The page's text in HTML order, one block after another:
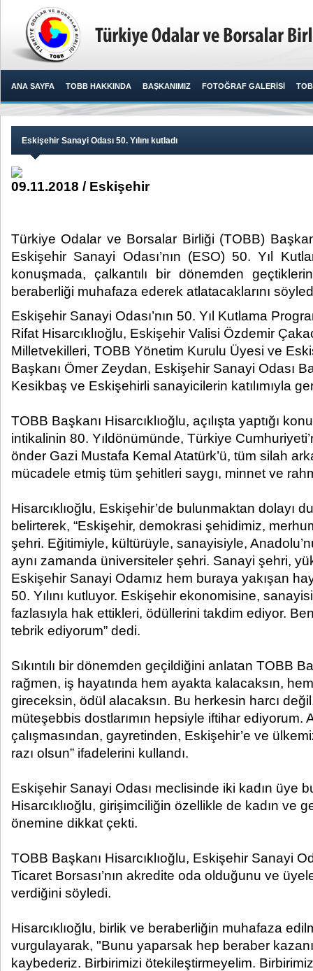
ANA SAYFA TOBB HAKKINDA BAŞKANIMIZ FOTOĞRAF GALERİSİ
Eskişehir Sanayi Odası 50. Yılını kutladı
09.11.2018 / Eskişehir
Türkiye Odalar ve Borsalar Birliği (TOBB)
Eskişehir Sanayi Odası’nın (ESO) 50. Yıl
konuşmada, çalkantılı bir dönemden
beraberliği muhafaza ederek atlatacaklarını
Eskişehir Sanayi Odası’nın 50. Yıl Kutlama
Rifat Hisarcıklıoğlu, Eskişehir Valisi Özdemir
Milletvekilleri, TOBB Yönetim Kurulu Üyesi ve
Başkanı Ömer Zeydan, Eskişehir Sanayi Odası
Kesikbaş ve Eskişehirli sanayicilerin katılımıyla
TOBB Başkanı Hisarcıklıoğlu, açılışta yaptığı
intikalinin 80. Yıldönümünde, Türkiye
önder Gazi Mustafa Kemal Atatürk’ü, tüm silah
mücadele etmiş tüm şehitleri saygı, minnet ve
Hisarcıklıoğlu, Eskişehir’de bulunmaktan dolayı
belirterek, “Eskişehir, demokrasi şehidimiz,
şehri. Eğitimiyle, kültürüyle, sanayisiyle,
aynı zamanda üniversiteler şehri. Sanayi şehri,
Eskişehir Sanayi Odamız hem buraya yakışan
50. Yılını kutluyor. Eskişehir ekonomisine,
fazlasıyla hak ettikleri, ödüllerini takdim ediyor.
tebrik ediyorum” dedi.
Sıkıntılı bir dönemden geçildiğini anlatan TOBB
rağmen, iş hayatında hem ayakta kalacaksın,
gireceksin, ödül alacaksın. Bu herkesin harcı
müteşebbis dostlarımın hepsiyle iftihar ediyorum.
çalışmasından, gayretinden, Eskişehir’e ve
razı olsun” ifadelerini kullandı.
Eskişehir Sanayi Odası meclisinde iki kadın üye
Hisarcıklıoğlu, girişimciliğin özellikle de kadın ve
önemine dikkat çekti.
TOBB Başkanı Hisarcıklıoğlu, Eskişehir Sanayi
Ticaret Borsası’nın akredite oda olduğunu ve
verdiğini söyledi.
Hisarcıklıoğlu, birlik ve beraberliğin muhafaza
vurgulayarak, "Bunu yaparsak hep beraber
kaybederiz. Birbirimizi ötekileştirmeyelim.